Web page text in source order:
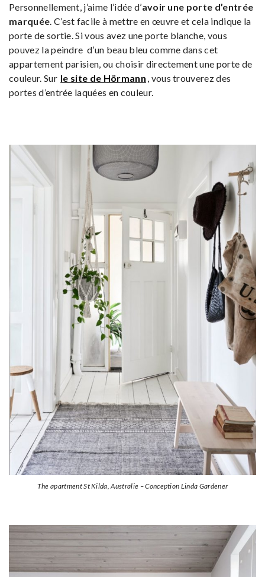
Personnellement, j’aime l’idée d’avoir une porte d’entrée
marquée . C’est facile à mettre en œuvre et cela indique la
porte de sortie. Si vous avez une porte blanche, vous
pouvez la peindre d’un beau bleu comme dans cet
appartement parisien, ou choisir directement une porte de
couleur. Sur le site de Hörmann , vous trouverez des
portes d’entrée laquées en couleur.
The apartment St Kilda, Australie – Conception Linda Gardener